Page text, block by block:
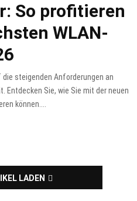
So profitieren
WLAN-
steigenden Anforderungen an
Entdecken Sie, wie Sie mit der neuen
können....
LADEN